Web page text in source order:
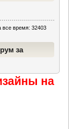
все время: 32403
за
на